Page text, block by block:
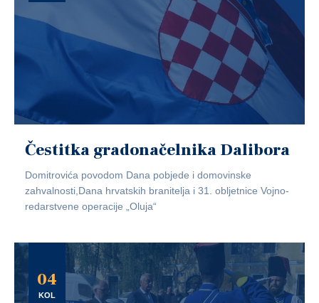
Čestitka gradonačelnika Dalibora
Domitrovića povodom Dana pobjede i domovinske
zahvalnosti,Dana hrvatskih branitelja i 31. obljetnice Vojno-
redarstvene operacije „Oluja“
04
KOL